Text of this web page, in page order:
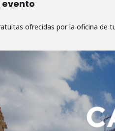
evento
ofrecidas por la oficina de